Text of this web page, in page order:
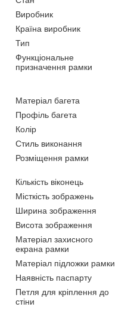
Виробник
Країна виробник
Тип
Функціональне
призначення рамки
Матеріал багета
Профіль багета
Колір
Стиль виконання
Розміщення рамки
Кількість віконець
Місткість зображень
Ширина зображення
Висота зображення
Матеріал захисного
екрана рамки
Матеріал підложки рамки
Наявність паспарту
Петля для кріплення до
стіни